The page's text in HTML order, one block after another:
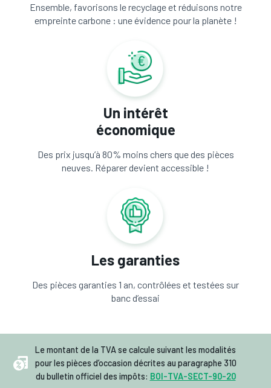
Ensemble, favorisons le recyclage et réduisons notre
empreinte carbone : une évidence pour la planète !
Un intérêt
économique
Des prix jusqu’à 80% moins chers que des pièces
neuves. Réparer devient accessible !
Les garanties
Des pièces garanties 1 an, contrôlées et testées sur
banc d’essai
Le montant de la TVA se calcule suivant les modalités
pour les pièces d’occasion décrites au paragraphe 310
du bulletin officiel des impôts: BOI-TVA-SECT-90-20